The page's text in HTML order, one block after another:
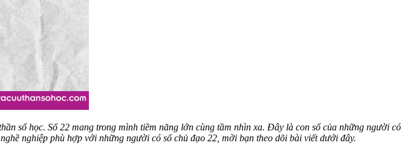
số học. Số 22 mang trong mình tiềm năng lớn cùng tầm nhìn xa. Đây là con số của những người có
nghiệp phù hợp với những người có số chủ đạo 22, mời bạn theo dõi bài viết dưới đây.